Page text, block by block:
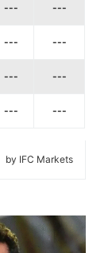
--- ---
--- ---
--- ---
--- ---
by IFC Markets